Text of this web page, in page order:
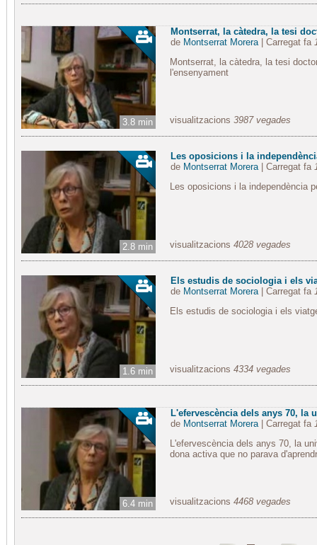
3.8 min
Montserrat, la càtedra, la tesi
de Montserrat Morera| Carregat fa
Montserrat, la càtedra, la tesi
l'ensenyament
visualitzacions 3987 vegades
2.8 min
Les oposicions i la
de Montserrat Morera| Carregat fa
Les oposicions i la independència
visualitzacions 4028 vegades
1.6 min
Els estudis de sociologia i els
de Montserrat Morera| Carregat fa
Els estudis de sociologia i els
visualitzacions 4334 vegades
6.4 min
L'efervescència dels anys 70, la
de Montserrat Morera| Carregat fa
L'efervescència dels anys 70, la
dona activa que no parava
visualitzacions 4468 vegades